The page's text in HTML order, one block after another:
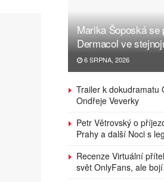
Marika Šoposká se
Dermacol ve
6 SRPNA, 2026
Trailer k dokudramatu
Ondřeje Veverky
Petr Větrovský o
Prahy a další Noci s
Recenze Virtuální
svět OnlyFans, ale